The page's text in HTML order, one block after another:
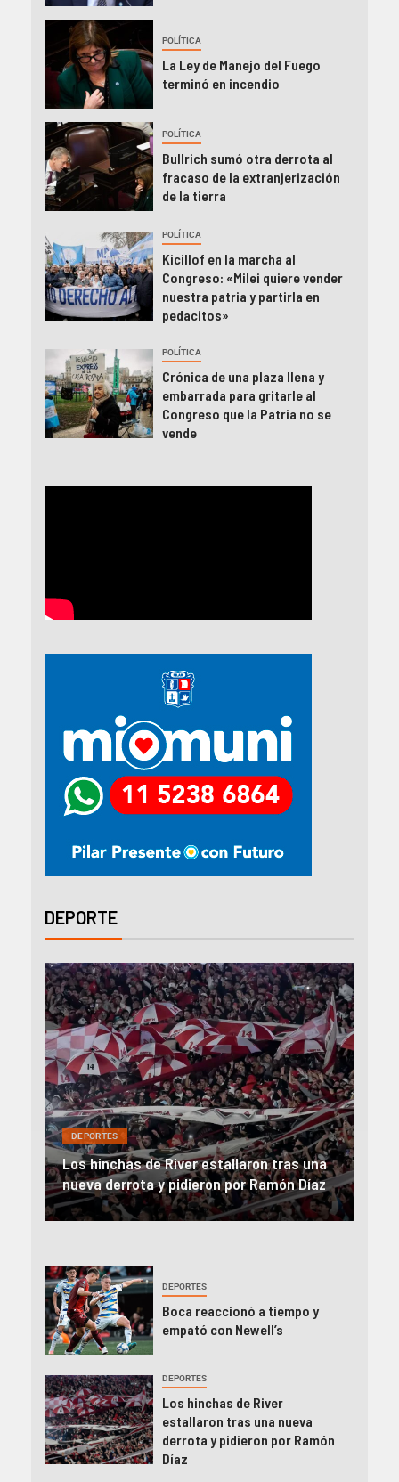
POLÍTICA
La Ley de Manejo del Fuego
terminó en incendio
POLÍTICA
Bullrich sumó otra derrota al
fracaso de la extranjerización
de la tierra
POLÍTICA
Kicillof en la marcha al
Congreso: «Milei quiere vender
nuestra patria y partirla en
pedacitos»
POLÍTICA
Crónica de una plaza llena y
embarrada para gritarle al
Congreso que la Patria no se
vende
DEPORTE
DEPORTES
River, en caída libre: perdió con Central y
el Monumental explotó
DEPORTES
Boca reaccionó a tiempo y
empató con Newell’s
DEPORTES
Los hinchas de River
estallaron tras una nueva
derrota y pidieron por Ramón
Díaz